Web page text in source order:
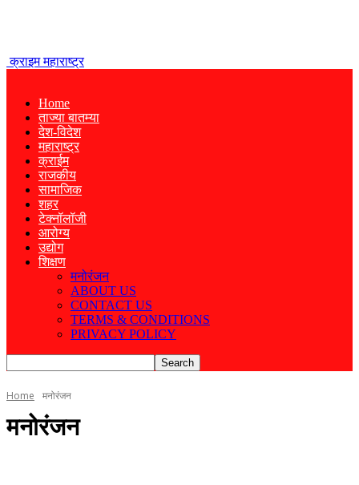
क्राइम महाराष्ट्र
Home
ताज्या बातम्या
देश-विदेश
महाराष्ट्र
क्राईम
राजकीय
सामाजिक
शहर
टेक्नॉलॉजी
आरोग्य
उद्योग
शिक्षण
मनोरंजन
ABOUT US
CONTACT US
TERMS & CONDITIONS
PRIVACY POLICY
Home मनोरंजन
मनोरंजन